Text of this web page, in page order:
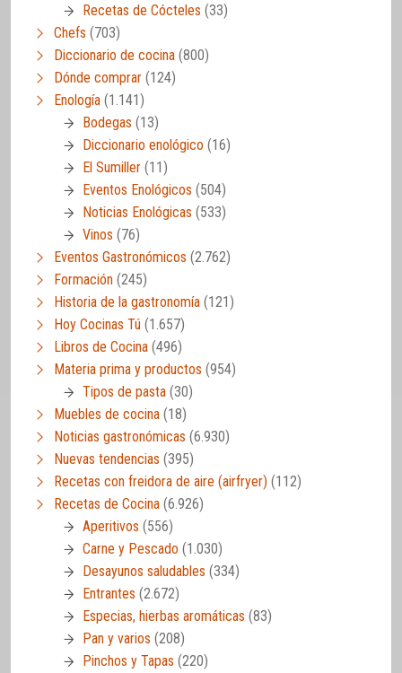
Recetas de Cócteles (33)
Chefs (703)
Diccionario de cocina (800)
Dónde comprar (124)
Enología (1.141)
Bodegas (13)
Diccionario enológico (16)
El Sumiller (11)
Eventos Enológicos (504)
Noticias Enológicas (533)
Vinos (76)
Eventos Gastronómicos (2.762)
Formación (245)
Historia de la gastronomía (121)
Hoy Cocinas Tú (1.657)
Libros de Cocina (496)
Materia prima y productos (954)
Tipos de pasta (30)
Muebles de cocina (18)
Noticias gastronómicas (6.930)
Nuevas tendencias (395)
Recetas con freidora de aire (airfryer) (112)
Recetas de Cocina (6.926)
Aperitivos (556)
Carne y Pescado (1.030)
Desayunos saludables (334)
Entrantes (2.672)
Especias, hierbas aromáticas (83)
Pan y varios (208)
Pinchos y Tapas (220)